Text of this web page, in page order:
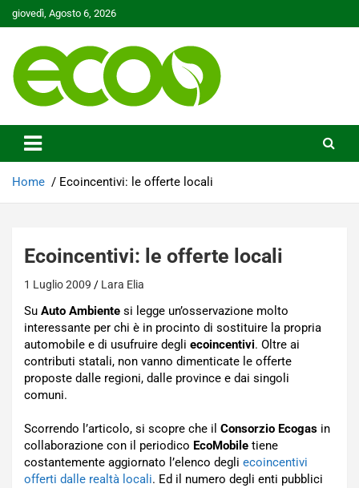
Skip
to
giovedì, Agosto 6, 2026
Ecoo.it
Home Ecoincentivi: le offerte locali
Ecoincentivi: le offerte locali
1 Luglio 2009 Lara Elia
Su Auto Ambiente si legge un’osservazione molto
interessante per chi è in procinto di sostituire la propria
automobile e di usufruire degli ecoincentivi. Oltre ai
contributi statali, non vanno dimenticate le offerte
proposte dalle regioni, dalle province e dai singoli
comuni.
Scorrendo l’articolo, si scopre che il Consorzio Ecogas in
collaborazione con il periodico EcoMobile tiene
costantemente aggiornato l’elenco degli ecoincentivi
offerti dalle realtà locali. Ed il numero degli enti pubblici